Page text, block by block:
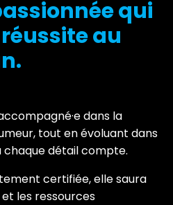
qui
au
dans la
tout en évoluant dans
détail compte.
certifiée, elle saura
les ressources